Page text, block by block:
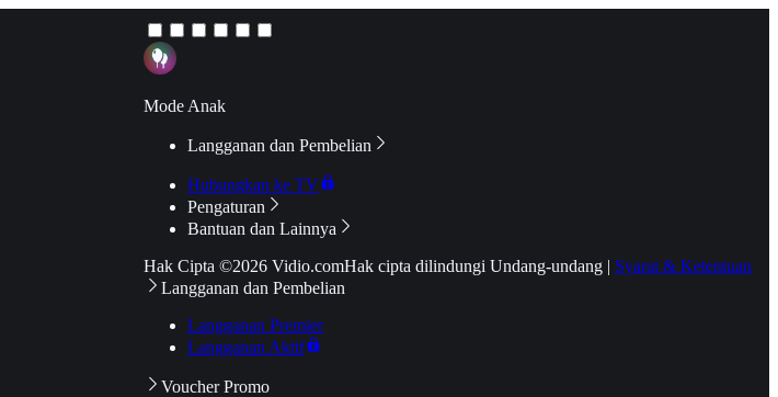
Mode Anak
Langganan dan Pembelian
Hubungkan ke TV
Pengaturan
Bantuan dan Lainnya
Hak Cipta ©2026 Vidio.comHak cipta dilindungi Undang-undang | Syarat & Ketentuan
Langganan dan Pembelian
Langganan Premier
Langganan Aktif
Voucher Promo